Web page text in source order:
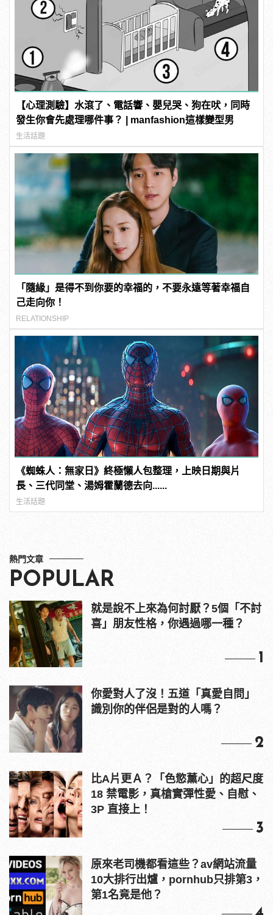
【心理測驗】水滾了、電話響、嬰兒哭、狗在吠，同時
發生你會先處理哪件事？ | manfashion這樣變型男
生活話題
「隨緣」是得不到你要的幸福的，不要永遠等著幸福自
己走向你！
RELATIONSHIP
《蜘蛛人：無家日》終極懶人包整理，上映日期與片
長、三代同堂、湯姆霍蘭德去向......
生活話題
熱門文章
POPULAR
就是說不上來為何討厭？5個「不討
喜」朋友性格，你遇過哪一種？
1
你愛對人了沒！五道「真愛自問」
識別你的伴侶是對的人嗎？
2
比A片更Ａ？「色慾薰心」的超尺度
18 禁電影，真槍實彈性愛、自慰、
3P 直接上！
3
原來老司機都看這些？av網站流量
10大排行出爐，pornhub只排第3，
第1名竟是他？